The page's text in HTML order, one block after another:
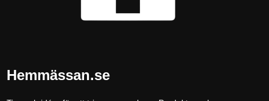
Hemmässan.se